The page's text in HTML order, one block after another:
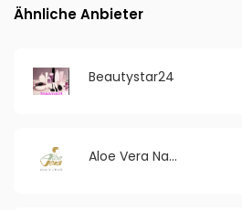
Ähnliche Anbieter
Beautystar24
Aloe Vera Natur Cosmetic Tratz